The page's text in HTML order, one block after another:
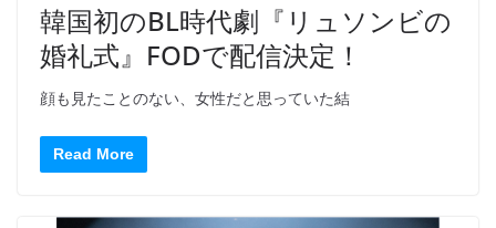
韓国初のBL時代劇『リュソンビの
婚礼式』FODで配信決定！
顔も見たことのない、女性だと思っていた結
Read More